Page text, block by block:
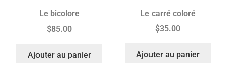
Le bicolore
$85.00
Ajouter au panier
Le carré coloré
$35.00
Ajouter au panier